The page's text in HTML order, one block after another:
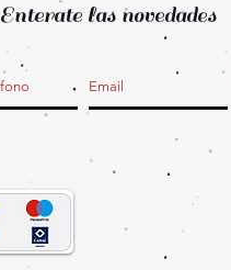
Enterate las novedades